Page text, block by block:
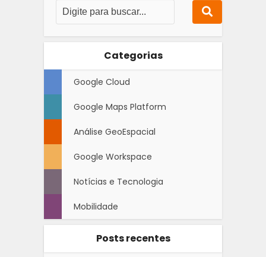
Categorias
Google Cloud
Google Maps Platform
Análise GeoEspacial
Google Workspace
Notícias e Tecnologia
Mobilidade
Posts recentes